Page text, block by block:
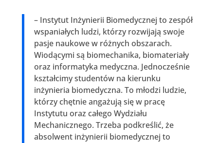
– Instytut Inżynierii Biomedycznej to zespół
wspaniałych ludzi, którzy rozwijają swoje
pasje naukowe w różnych obszarach.
Wiodącymi są biomechanika, biomateriały
oraz informatyka medyczna. Jednocześnie
kształcimy studentów na kierunku
inżynieria biomedyczna. To młodzi ludzie,
którzy chętnie angażują się w pracę
Instytutu oraz całego Wydziału
Mechanicznego. Trzeba podkreślić, że
absolwent inżynierii biomedycznej to